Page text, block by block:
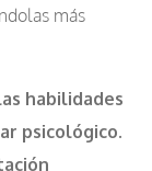
más
habilidades
psicológico.